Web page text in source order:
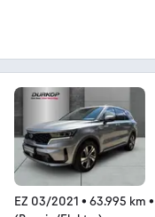
EZ 03/2021 • 63.995 km •